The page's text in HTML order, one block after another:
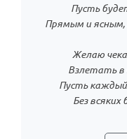
Пусть
Прямым и ясным,
Желаю
Взлетать в
Пусть
Без всяких